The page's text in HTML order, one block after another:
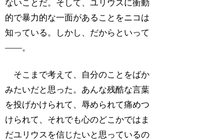
ないことだ。そして、ユリウスに衝動
的で暴力的な一面があることをニコは
知っている。しかし、だからといって
――。
そこまで考えて、自分のことをばか
みたいだと思った。あんな残酷な言葉
を投げかけられて、辱められて痛めつ
けられて、それでも心のどこかではま
だユリウスを信じたいと思っているの